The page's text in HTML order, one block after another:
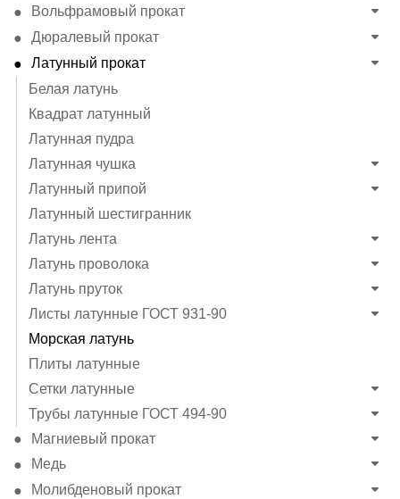
Вольфрамовый прокат
Дюралевый прокат
Латунный прокат
Белая латунь
Квадрат латунный
Латунная пудра
Латунная чушка
Латунный припой
Латунный шестигранник
Латунь лента
Латунь проволока
Латунь пруток
Листы латунные ГОСТ 931-90
Морская латунь
Плиты латунные
Сетки латунные
Трубы латунные ГОСТ 494-90
Магниевый прокат
Медь
Молибденовый прокат